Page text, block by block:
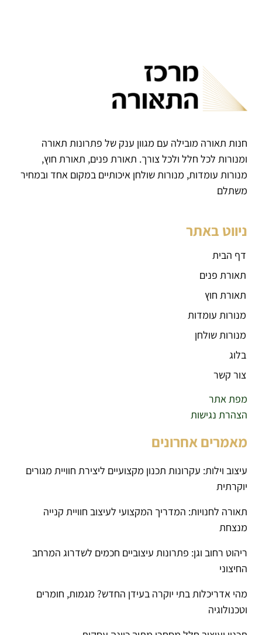
חנות תאורה מובילה עם מגוון ענק של פתרונות תאורה
ומנורות לכל חלל ולכל צורך. תאורת פנים, תאורת חוץ,
מנורות עומדות, מנורות שולחן איכותיים במקום אחד ובמחיר
משתלם
ניווט באתר
דף הבית
תאורת פנים
תאורת חוץ
מנורות עומדות
מנורות שולחן
בלוג
צור קשר
מפת אתר
הצהרת נגישות
מאמרים אחרונים
עיצוב וילות: עקרונות תכנון מקצועיים ליצירת חוויית מגורים
יוקרתית
תאורה לחנויות: המדריך המקצועי לעיצוב חוויית קנייה
מנצחת
ריהוט רחוב וגן: פתרונות עיצוביים חכמים לשדרוג המרחב
החיצוני
מהי אדריכלות בתי יוקרה בעידן החדש? מגמות, חומרים
וטכנולוגיה